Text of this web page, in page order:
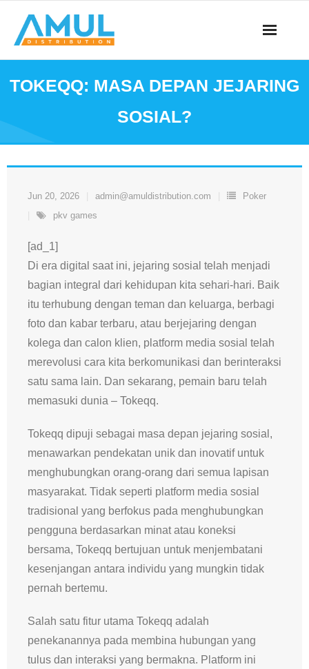
content
TOKEQQ: MASA DEPAN JEJARING
SOSIAL?
Jun 20, 2026 admin@amuldistribution.com
Poker
pkv games
[ad_1]
Di era digital saat ini, jejaring sosial telah menjadi
bagian integral dari kehidupan kita sehari-hari. Baik
itu terhubung dengan teman dan keluarga, berbagi
foto dan kabar terbaru, atau berjejaring dengan
kolega dan calon klien, platform media sosial telah
merevolusi cara kita berkomunikasi dan berinteraksi
satu sama lain. Dan sekarang, pemain baru telah
memasuki dunia – Tokeqq.
Tokeqq dipuji sebagai masa depan jejaring sosial,
menawarkan pendekatan unik dan inovatif untuk
menghubungkan orang-orang dari semua lapisan
masyarakat. Tidak seperti platform media sosial
tradisional yang berfokus pada menghubungkan
pengguna berdasarkan minat atau koneksi
bersama, Tokeqq bertujuan untuk menjembatani
kesenjangan antara individu yang mungkin tidak
pernah bertemu.
Salah satu fitur utama Tokeqq adalah
penekanannya pada membina hubungan yang
tulus dan interaksi yang bermakna. Platform ini